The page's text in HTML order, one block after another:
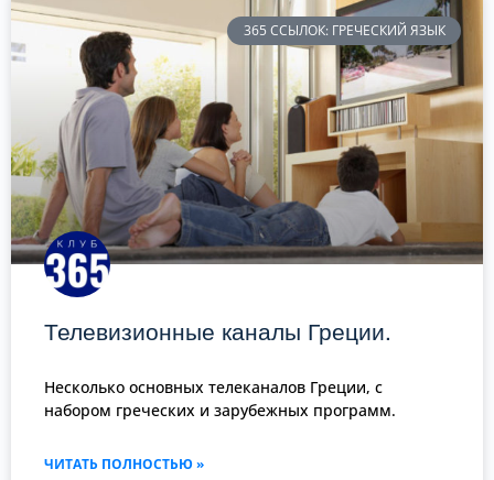
365 ССЫЛОК: ГРЕЧЕСКИЙ ЯЗЫК
Телевизионные каналы Греции.
Несколько основных телеканалов Греции, с
набором греческих и зарубежных программ.
ЧИТАТЬ ПОЛНОСТЬЮ »